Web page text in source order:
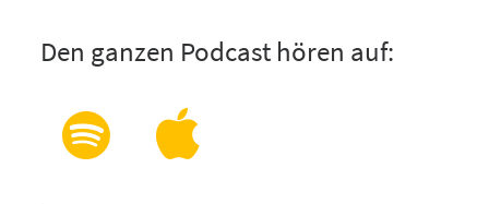
Den ganzen Podcast hören auf: